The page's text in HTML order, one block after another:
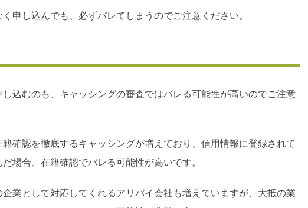
申し込んでも、必ずバレてしまうのでご注意ください。
込むのも、キャッシングの審査ではバレる可能性が高いのでご注意
確認を徹底するキャッシングが増えており、信用情報に登録されて
場合、在籍確認でバレる可能性が高いです。
業として対応してくれるアリバイ会社も増えていますが、大抵の業